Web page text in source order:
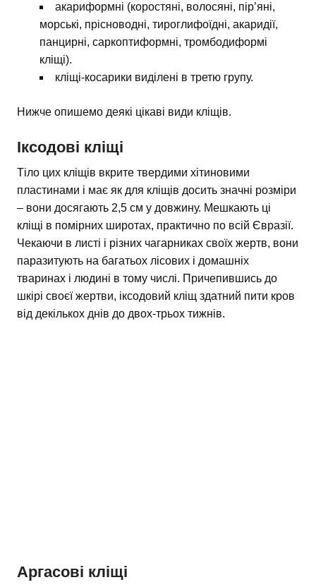
акариформні (коростяні, волосяні, пір’яні,
морські, прісноводні, тироглифоїдні, акаридії,
панцирні, саркоптиформні, тромбодиформі
кліщі).
кліщі-косарики виділені в третю групу.
Нижче опишемо деякі цікаві види кліщів.
Іксодові кліщі
Тіло цих кліщів вкрите твердими хітиновими
пластинами і має як для кліщів досить значні розміри
– вони досягають 2,5 см у довжину. Мешкають ці
кліщі в помірних широтах, практично по всій Євразії.
Чекаючи в листі і різних чагарниках своїх жертв, вони
паразитують на багатьох лісових і домашніх
тваринах і людині в тому числі. Причепившись до
шкірі своєї жертви, іксодовий кліщ здатний пити кров
від декількох днів до двох-трьох тижнів.
Аргасові кліщі